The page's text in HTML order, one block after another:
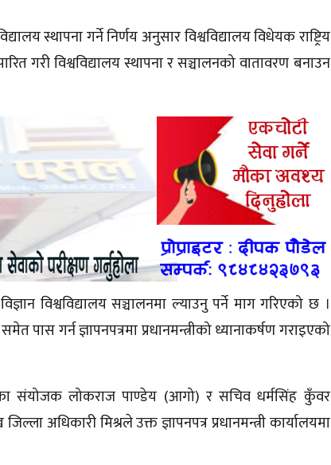
स्थापना गर्ने निर्णय अनुसार विश्वविद्यालय विधेयक राष्ट्रिय
गरी विश्वविद्यालय स्थापना र सञ्चालनको वातावरण बनाउन
विश्वविद्यालय सञ्चालनमा ल्याउनु पर्ने माग गरिएको छ ।
गर्न ज्ञापनपत्रमा प्रधानमन्त्रीको ध्यानाकर्षण गराइएको
संयोजक लोकराज पाण्डेय (आगो) र सचिव धर्मसिंह कुँवर
अधिकारी मिश्रले उक्त ज्ञापनपत्र प्रधानमन्त्री कार्यालयमा